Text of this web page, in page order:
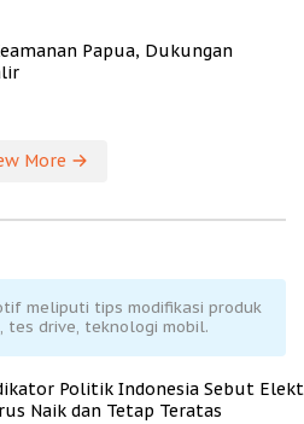
Papua, Dukungan
More
meliputi tips modifikasi produk
tes drive, teknologi mobil.
Politik Indonesia Sebut
Naik dan Tetap Teratas